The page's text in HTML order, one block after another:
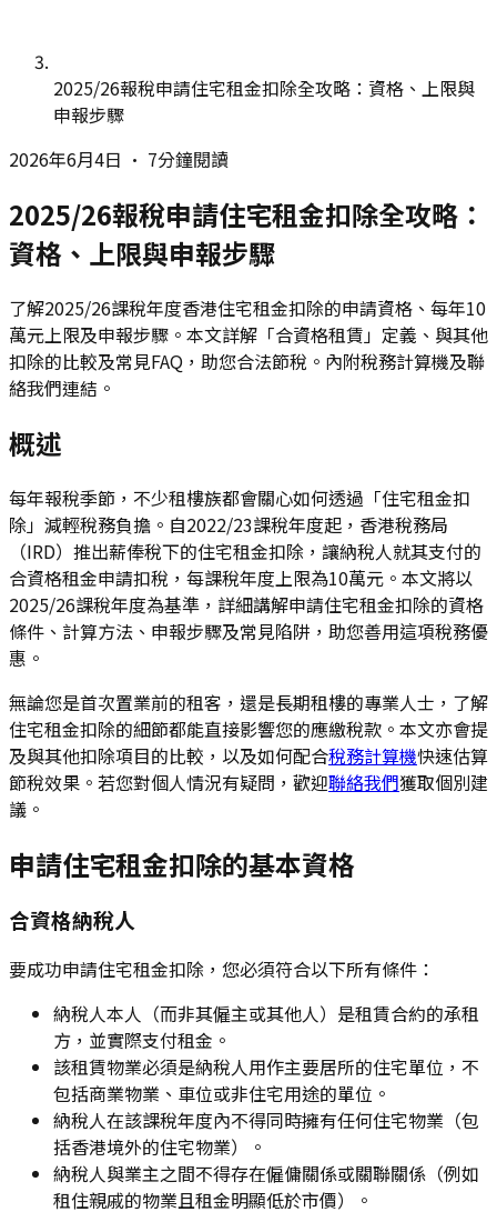
2025/26報稅申請住宅租金扣除全攻略：資格、上限與
申報步驟
2026年6月4日 • 7分鐘閱讀
2025/26報稅申請住宅租金扣除全攻略：
資格、上限與申報步驟
了解2025/26課稅年度香港住宅租金扣除的申請資格、每年10
萬元上限及申報步驟。本文詳解「合資格租賃」定義、與其他
扣除的比較及常見FAQ，助您合法節稅。內附稅務計算機及聯
絡我們連結。
概述
每年報稅季節，不少租樓族都會關心如何透過「住宅租金扣
除」減輕稅務負擔。自2022/23課稅年度起，香港稅務局
（IRD）推出薪俸稅下的住宅租金扣除，讓納稅人就其支付的
合資格租金申請扣稅，每課稅年度上限為10萬元。本文將以
2025/26課稅年度為基準，詳細講解申請住宅租金扣除的資格
條件、計算方法、申報步驟及常見陷阱，助您善用這項稅務優
惠。
無論您是首次置業前的租客，還是長期租樓的專業人士，了解
住宅租金扣除的細節都能直接影響您的應繳稅款。本文亦會提
及與其他扣除項目的比較，以及如何配合稅務計算機快速估算
節稅效果。若您對個人情況有疑問，歡迎聯絡我們獲取個別建
議。
申請住宅租金扣除的基本資格
合資格納稅人
要成功申請住宅租金扣除，您必須符合以下所有條件：
納稅人本人（而非其僱主或其他人）是租賃合約的承租
方，並實際支付租金。
該租賃物業必須是納稅人用作主要居所的住宅單位，不
包括商業物業、車位或非住宅用途的單位。
納稅人在該課稅年度內不得同時擁有任何住宅物業（包
括香港境外的住宅物業）。
納稅人與業主之間不得存在僱傭關係或關聯關係（例如
租住親戚的物業且租金明顯低於市價）。